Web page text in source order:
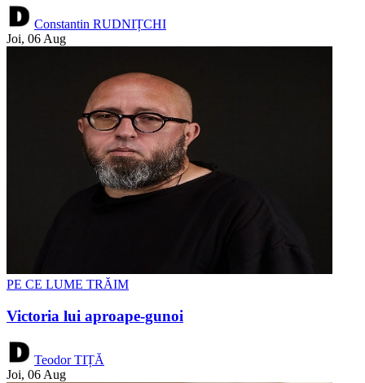
Constantin RUDNIȚCHI
Joi, 06 Aug
PE CE LUME TRĂIM
Victoria lui aproape-gunoi
Teodor TIȚĂ
Joi, 06 Aug